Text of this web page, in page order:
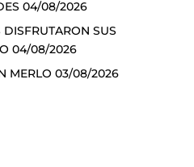
04/08/2026
SUS
04/08/2026
MERLO 03/08/2026